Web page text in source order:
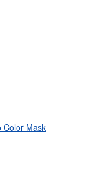
Color Mask